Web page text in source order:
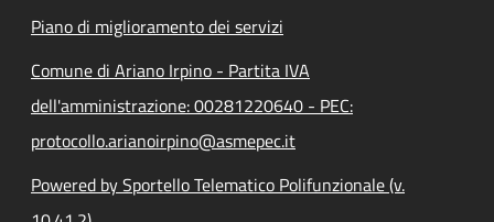
Piano di miglioramento dei servizi
Comune di Ariano Irpino - Partita IVA
dell'amministrazione: 00281220640 - PEC:
protocollo.arianoirpino@asmepec.it
Powered by Sportello Telematico Polifunzionale (v.